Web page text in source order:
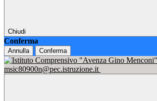
Chiudi
Conferma
Annulla Conferma
msic80900n@pec.istruzione.it